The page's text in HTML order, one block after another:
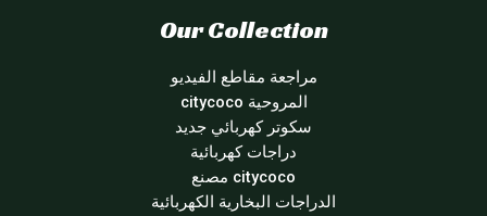
Our Collection
مراجعة مقاطع الفيديو
المروحية citycoco
سكوتر كهربائي جديد
دراجات كهربائية
citycoco مصنع
الدراجات البخارية الكهربائية